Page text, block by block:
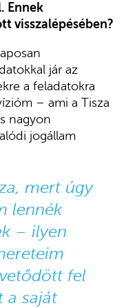
Ennek
visszalépésében?
jár az
a feladatokra
– ami a Tisza
nagyon
jogállam
mert úgy
lennék
– ilyen
fel
a saját